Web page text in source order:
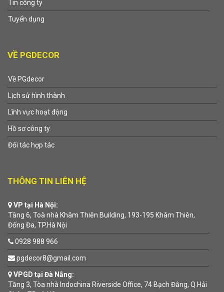
Tin công ty
Tuyển dụng
VỀ PGDECOR
Về PGdecor
Lịch sử hình thành
Lĩnh vực hoạt động
Hồ sơ công ty
Đối tác hợp tác
THÔNG TIN LIÊN HỆ
VP tại Hà Nội:
Tầng 6, Toà nhà Khâm Thiên Building, 193-195 Khâm Thiên,
Đống Đa, TP.Hà Nội
0928 988 966
pgdecor8@gmail.com
VPGD tại Đà Nẵng:
Tầng 3, Tòa nhà Indochina Riverside Office, 74 Bạch Đằng, Q.Hải